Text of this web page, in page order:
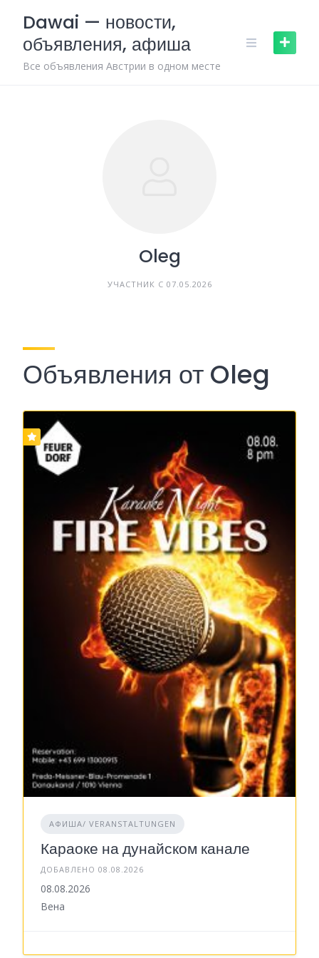
content
Dawai — новости,
объявления, афиша
Все объявления Австрии в одном месте
Oleg
УЧАСТНИК С 07.05.2026
Объявления от Oleg
АФИША/ VERANSTALTUNGEN
Караоке на дунайском канале
ДОБАВЛЕНО 08.08.2026
08.08.2026
Вена